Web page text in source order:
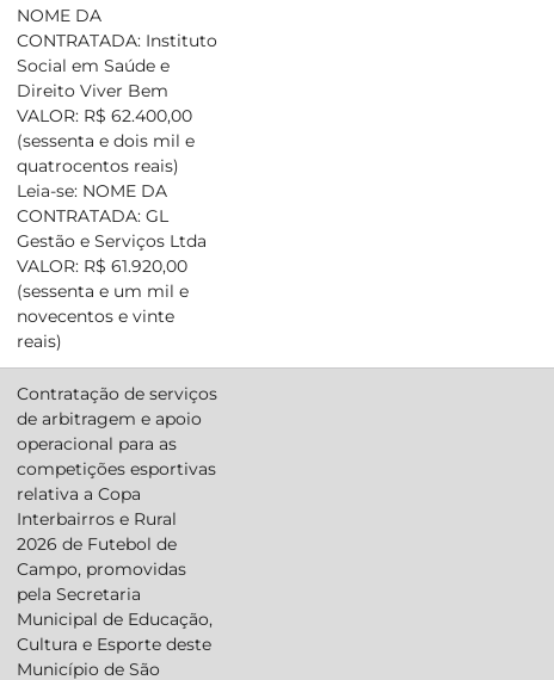
NOME DA
CONTRATADA: Instituto
Social em Saúde e
Direito Viver Bem
VALOR: R$ 62.400,00
(sessenta e dois mil e
quatrocentos reais)
Leia-se: NOME DA
CONTRATADA: GL
Gestão e Serviços Ltda
VALOR: R$ 61.920,00
(sessenta e um mil e
novecentos e vinte
reais)
Contratação de serviços
de arbitragem e apoio
operacional para as
competições esportivas
relativa a Copa
Interbairros e Rural
2026 de Futebol de
Campo, promovidas
pela Secretaria
Municipal de Educação,
Cultura e Esporte deste
Município de São